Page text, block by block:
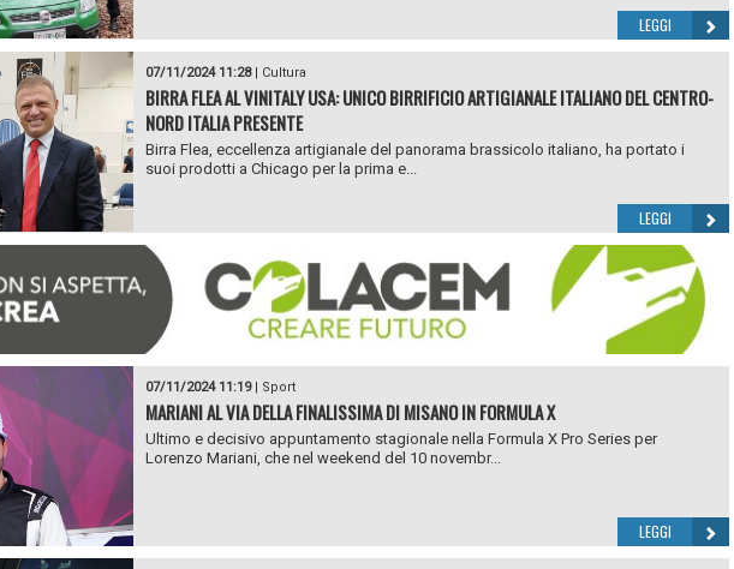
LEGGI
07/11/2024 11:28| Cultura
BIRRA FLEA AL VINITALY USA: UNICO BIRRIFICIO ARTIGIANALE ITALIANO DEL CENTRO-
NORD ITALIA PRESENTE
Birra Flea, eccellenza artigianale del panorama brassicolo italiano, ha portato i
suoi prodotti a Chicago per la prima e...
LEGGI
07/11/2024 11:19| Sport
MARIANI AL VIA DELLA FINALISSIMA DI MISANO IN FORMULA X
Ultimo e decisivo appuntamento stagionale nella Formula X Pro Series per
Lorenzo Mariani, che nel weekend del 10 novembr...
LEGGI